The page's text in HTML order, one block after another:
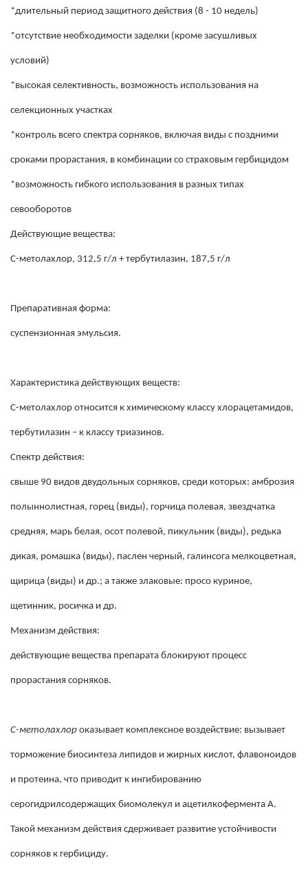
*длительный период защитного действия (8 - 10 недель)
*отсутствие необходимости заделки (кроме засушливых
условий)
*высокая селективность, возможность использования на
селекционных участках
*контроль всего спектра сорняков, включая виды с поздними
сроками прорастания, в комбинации со страховым гербицидом
*возможность гибкого использования в разных типах
севооборотов
Действующие вещества:
С-метолахлор, 312,5 г/л + тербутилазин, 187,5 г/л
Препаративная форма:
суспензионная эмульсия.
Характеристика действующих веществ:
С-метолахлор относится к химическому классу хлорацетамидов,
тербутилазин – к классу триазинов.
Спектр действия:
свыше 90 видов двудольных сорняков, среди которых: амброзия
полыннолистная, горец (виды), горчица полевая, звездчатка
средняя, марь белая, осот полевой, пикульник (виды), редька
дикая, ромашка (виды), паслен черный, галинсога мелкоцветная,
щирица (виды) и др.; а также злаковые: просо куриное,
щетинник, росичка и др.
Механизм действия:
действующие вещества препарата блокируют процесс
прорастания сорняков.
С-метолахлор оказывает комплексное воздействие: вызывает
торможение биосинтеза липидов и жирных кислот, флавоноидов
и протеина, что приводит к ингибированию
серогидрилсодержащих биомолекул и ацетилкофермента А.
Такой механизм действия сдерживает развитие устойчивости
сорняков к гербициду.